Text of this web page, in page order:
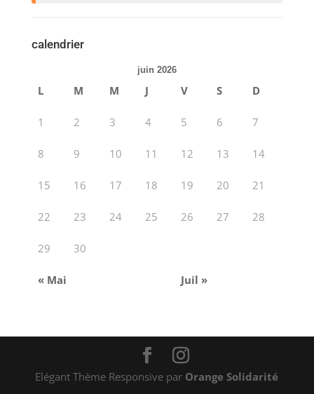
calendrier
juin 2026
L M M J V S D
1 2 3 4 5 6 7
8 9 10 11 12 13 14
15 16 17 18 19 20 21
22 23 24 25 26 27 28
29 30
« Mai Juil »
Elégant Thème Responsive par Orange Solidarité